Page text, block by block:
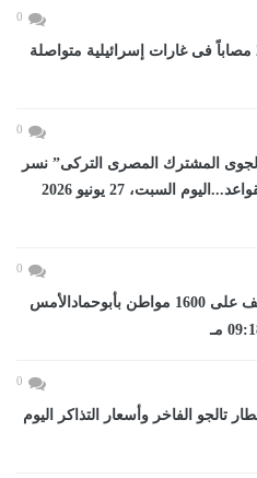
0
4 شهداء بينهم طفلان و27 مصاباً فى غارات إسرائيلية متواصلة
0
الجوى المشترك المصرى التركى” نسر
الأناضول 2026” بإحدي القواعد...اليوم السبت، 27 يونيو 2026
0
صحة الشرقية توقع الكشف على 1600 مواطن بأبوحمادالأمس
0
تالجو الفاخر وأسعار التذاكر اليوم